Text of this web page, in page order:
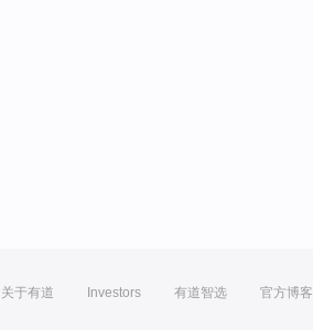
关于有道 Investors 有道智选 官方博客